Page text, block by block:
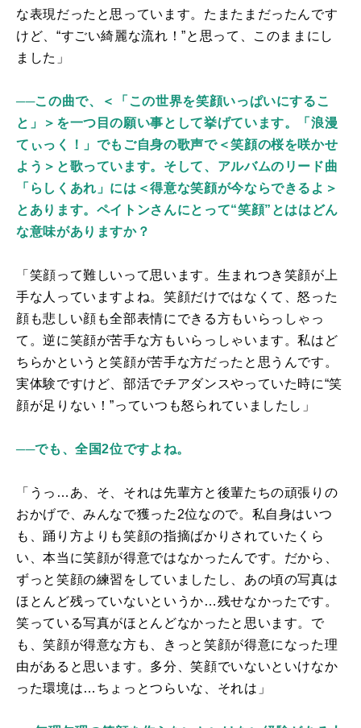
な表現だったと思っています。たまたまだったんです
けど、“すごい綺麗な流れ！”と思って、このままにし
ました」
──この曲で、＜「この世界を笑顔いっぱいにするこ
と」＞を一つ目の願い事として挙げています。「浪漫
てぃっく！」でもご自身の歌声で＜笑顔の桜を咲かせ
よう＞と歌っています。そして、アルバムのリード曲
「らしくあれ」には＜得意な笑顔が今ならできるよ＞
とあります。ペイトンさんにとって“笑顔”とははどん
な意味がありますか？
「笑顔って難しいって思います。生まれつき笑顔が上
手な人っていますよね。笑顔だけではなくて、怒った
顔も悲しい顔も全部表情にできる方もいらっしゃっ
て。逆に笑顔が苦手な方もいらっしゃいます。私はど
ちらかというと笑顔が苦手な方だったと思うんです。
実体験ですけど、部活でチアダンスやっていた時に“笑
顔が足りない！”っていつも怒られていましたし」
──でも、全国2位ですよね。
「うっ…あ、そ、それは先輩方と後輩たちの頑張りの
おかげで、みんなで獲った 2位なので。私自身はいつ
も、踊り方よりも笑顔の指摘ばかりされていたくら
い、本当に笑顔が得意ではなかったんです。だから、
ずっと笑顔の練習をしていましたし、あの頃の写真は
ほとんど残っていないというか…残せなかったです。
笑っている写真がほとんどなかったと思います。で
も、笑顔が得意な方も、きっと笑顔が得意になった理
由があると思います。多分、笑顔でいないといけなか
った環境は…ちょっとつらいな、それは」